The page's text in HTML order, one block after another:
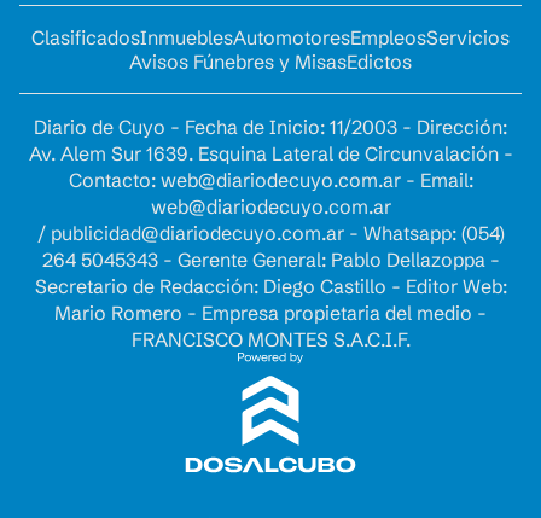
ClasificadosInmueblesAutomotoresEmpleosServicios
Avisos Fúnebres y MisasEdictos
Diario de Cuyo - Fecha de Inicio: 11/2003 - Dirección:
Av. Alem Sur 1639. Esquina Lateral de Circunvalación -
Contacto: web@diariodecuyo.com.ar- Email:
web@diariodecuyo.com.ar
/ publicidad@diariodecuyo.com.ar- Whatsapp: (054)
264 5045343 - Gerente General: Pablo Dellazoppa -
Secretario de Redacción: Diego Castillo - Editor Web:
Mario Romero - Empresa propietaria del medio -
FRANCISCO MONTES S.A.C.I.F.